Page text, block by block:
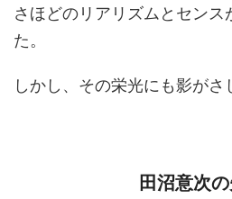
さほどのリアリズムとセンス
た。
しかし、その栄光にも影がさ
田沼意次